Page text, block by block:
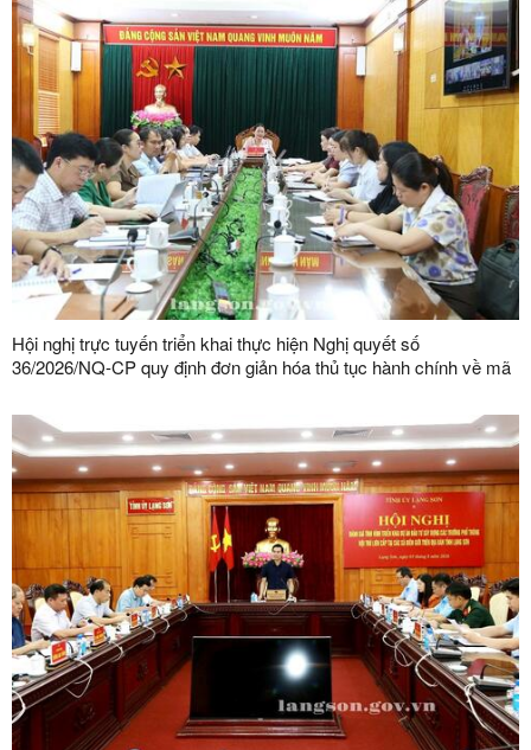
Hội nghị trực tuyến triển khai thực hiện Nghị quyết số
36/2026/NQ-CP quy định đơn giản hóa thủ tục hành chính về mã